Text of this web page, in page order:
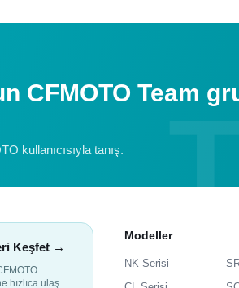
CFMOTO Team
kullanıcısıyla tanış.
Keşfet →
hızlıca ulaş.
Modeller
NK Serisi